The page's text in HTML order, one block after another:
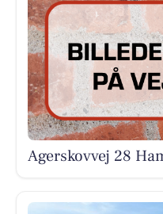
Agerskovvej 28